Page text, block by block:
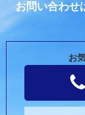
お問い合わせ
お